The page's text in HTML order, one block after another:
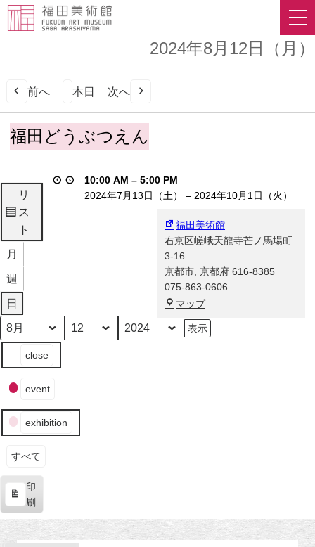
2024年8月12日（月）
前へ 本日 次へ
福
田
つ
ん
福田どうぶつえん
10:00 AM – 5:00 PM
2024年7月13日（土）
– 2024年10月1日（火）
福田美術館
右京区嵯峨天龍寺芒ノ馬場町
3-16
京都市 京都府 616-8385
075-863-0606
マップ福
田
美
リ
ス
ト
表
月
週
日
月
日
年
ト
の
カ
close
event
exhibition
すべて
印
刷
示